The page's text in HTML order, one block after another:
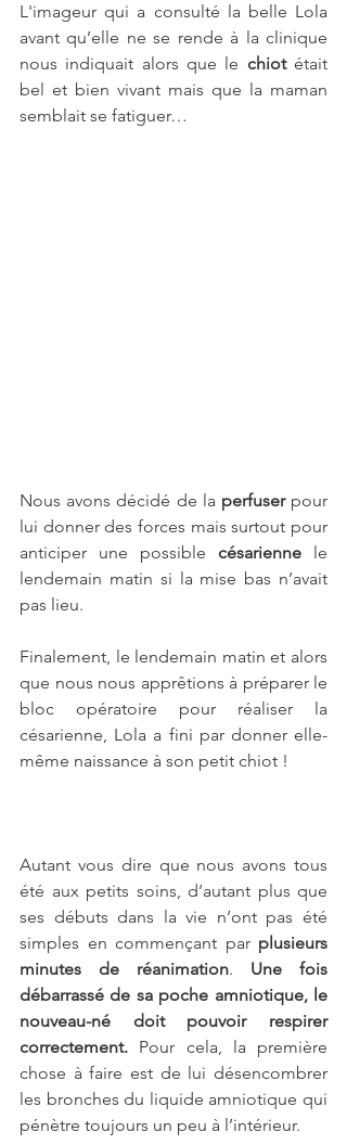
L'imageur qui a consulté la belle Lola
avant qu’elle ne se rende à la clinique
nous indiquait alors que le chiot était
bel et bien vivant mais que la maman
semblait se fatiguer…
Nous avons décidé de la perfuser pour
lui donner des forces mais surtout pour
anticiper une possible césarienne le
lendemain matin si la mise bas n’avait
pas lieu.
Finalement, le lendemain matin et alors
que nous nous apprêtions à préparer le
bloc opératoire pour réaliser la
césarienne, Lola a fini par donner elle-
même naissance à son petit chiot !
Autant vous dire que nous avons tous
été aux petits soins, d’autant plus que
ses débuts dans la vie n’ont pas été
simples en commençant par plusieurs
minutes de réanimation. Une fois
débarrassé de sa poche amniotique, le
nouveau-né doit pouvoir respirer
correctement. Pour cela, la première
chose à faire est de lui désencombrer
les bronches du liquide amniotique qui
pénètre toujours un peu à l’intérieur.